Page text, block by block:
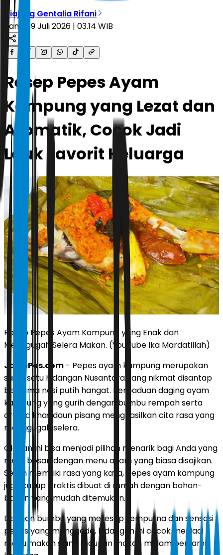
Diajeng Gentalia Rifani
Kamis, 9 Juli 2026 | 03.14 WIB
Resep Pepes Ayam
Kampung yang Lezat dan
Aromatik, Cocok Jadi
Lauk Favorit Keluarga
Resep Pepes Ayam Kampung yang Enak dan
Menggugah Selera Makan. (YouTube Ika Mardatillah)
JawaPos.com - Pepes ayam kampung merupakan
salah satu hidangan Nusantara yang nikmat disantap
bersama nasi putih hangat. Perpaduan daging ayam
kampung yang gurih dengan bumbu rempah serta
aroma khas daun pisang menghasilkan cita rasa yang
menggugah selera.
Olahan ini bisa menjadi pilihan menarik bagi Anda yang
mulai bosan dengan menu ayam yang biasa disajikan.
Selain memiliki rasa yang kaya, pepes ayam kampung
juga cukup praktis dibuat di rumah dengan bahan-
bahan yang mudah ditemukan.
Dengan bumbu yang meresap sempurna dan sensasi
pedas yang menggoda, hidangan ini cocok menjadi
menu makan siang maupun makan malam bersama